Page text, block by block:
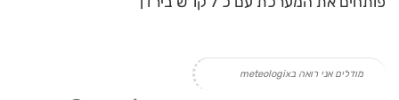
מודלים אני רואה בmeteologix